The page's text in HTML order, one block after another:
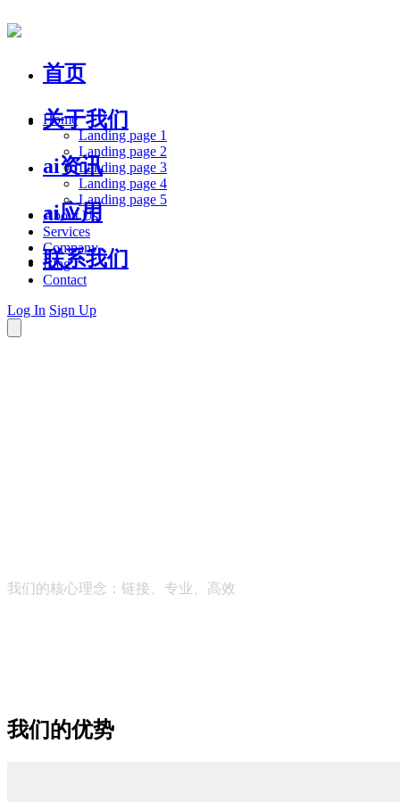
首页
关于我们
ai资讯
ai应用
联系我们
Home
Landing page 1
Landing page 2
Landing page 3
Landing page 4
Landing page 5
About Us
Services
Company
Blog
Contact
Log In Sign Up
我们的核心理念： 链接、专业、高效
我们的优势